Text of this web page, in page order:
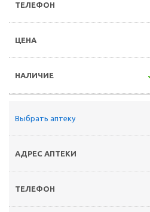
Выбрать аптеку